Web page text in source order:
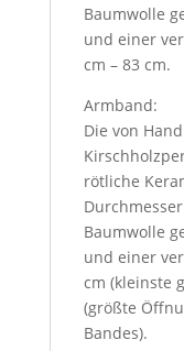
Baumwolle
und einer
cm – 83 cm.
Armband:
Die von
rötliche
Baumwolle
und einer
cm (kleinste
(größte
Bandes).